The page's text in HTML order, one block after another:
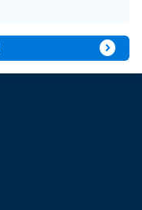
expand_circle_right